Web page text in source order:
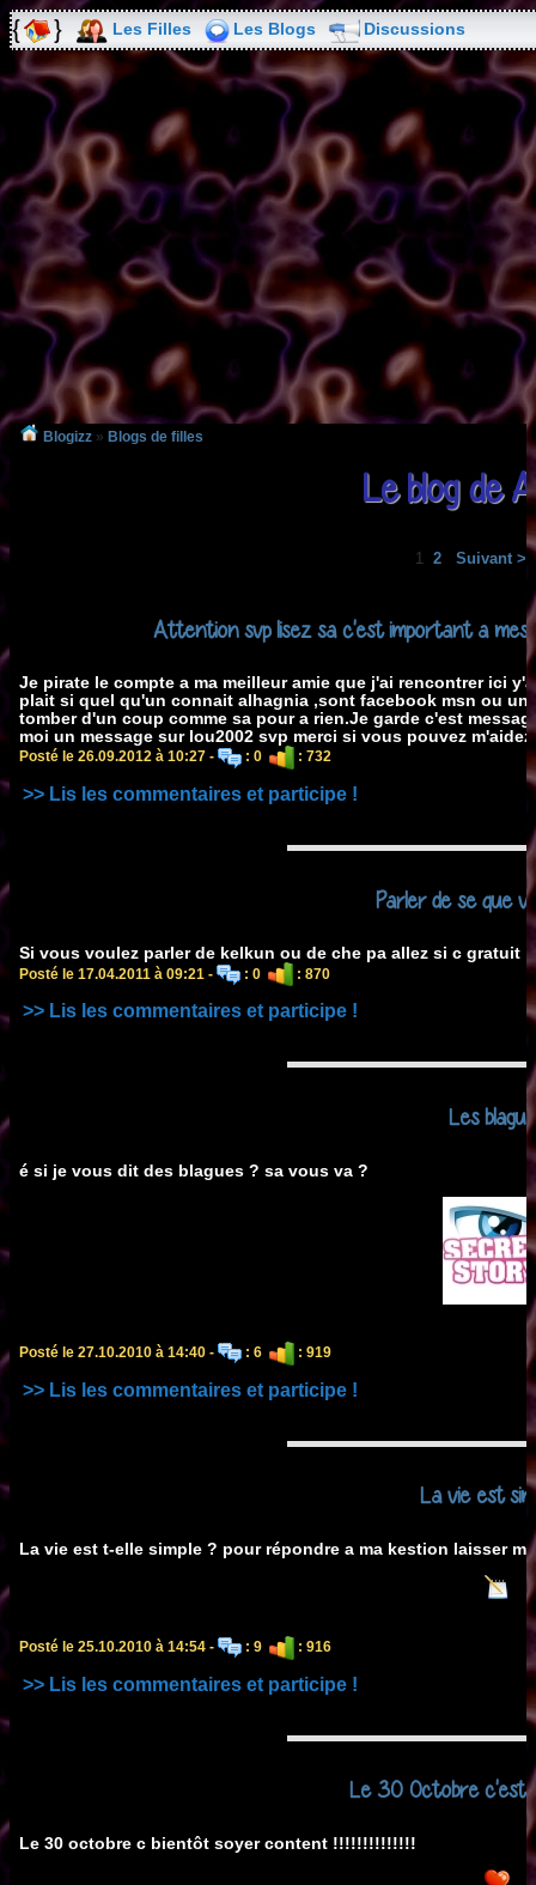
Les Filles Les Blogs Discussions
Blogizz » Blogs de filles
Le blog de
1 2 Suivant >
Attention svp lisez sa c'est important a mes
Je pirate le compte a ma meilleur amie que j'ai rencontrer ici
plait si quel qu'un connait alhagnia ,sont facebook msn ou un
tomber d'un coup comme sa pour a rien.Je garde c'est
moi un message sur lou2002 svp merci si vous pouvez m'aidez.
Posté le 26.09.2012 à 10:27 - : 0 : 732
>> Lis les commentaires et participe !
Parler de se que
Si vous voulez parler de kelkun ou de che pa allez si c gratuit
Posté le 17.04.2011 à 09:21 - : 0 : 870
>> Lis les commentaires et participe !
Les
é si je vous dit des blagues ? sa vous va ?
Posté le 27.10.2010 à 14:40 - : 6 : 919
>> Lis les commentaires et participe !
La vie est
La vie est t-elle simple ? pour répondre a ma kestion laisser
Posté le 25.10.2010 à 14:54 - : 9 : 916
>> Lis les commentaires et participe !
Le 30 Octobre c'est
Le 30 octobre c bientôt soyer content !!!!!!!!!!!!!!